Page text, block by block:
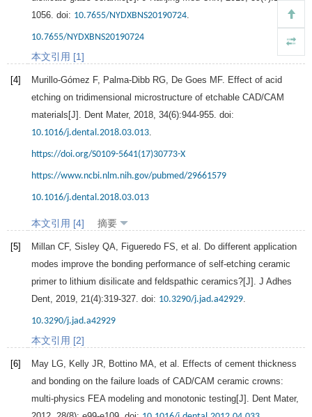
1056. doi: 10.7655/NYDXBNS20190724
10.7655/NYDXBNS20190724
本文引用 [1]
[4] Murillo-Gómez F, Palma-Dibb RG De Goes MF. Effect of acid
etching on tridimensional microstructure of etchable CAD/CAM
materials[J]. Dent Mater, 2018 34(6):944-955. doi:
10.1016/j.dental.2018.03.013
https://doi.org/S0109-5641(17)30773-X
https://www.ncbi.nlm.nih.gov/pubmed/29661579
10.1016/j.dental.2018.03.013
本文引用 [4] 摘要
[5] Millan CF, Sisley QA Figueredo FS , et al. Do different application
modes improve the bonding performance of self-etching ceramic
primer to lithium disilicate and feldspathic ceramics?[J]. J Adhes
Dent 2019 21(4):319-327. doi: 10.3290/j.jad.a42929
10.3290/j.jad.a42929
本文引用 [2]
[6] May LG Kelly JR Bottino MA , et al. Effects of cement thickness
and bonding on the failure loads of CAD/CAM ceramic crowns:
multi-physics FEA modeling and monotonic testing[J]. Dent Mater,